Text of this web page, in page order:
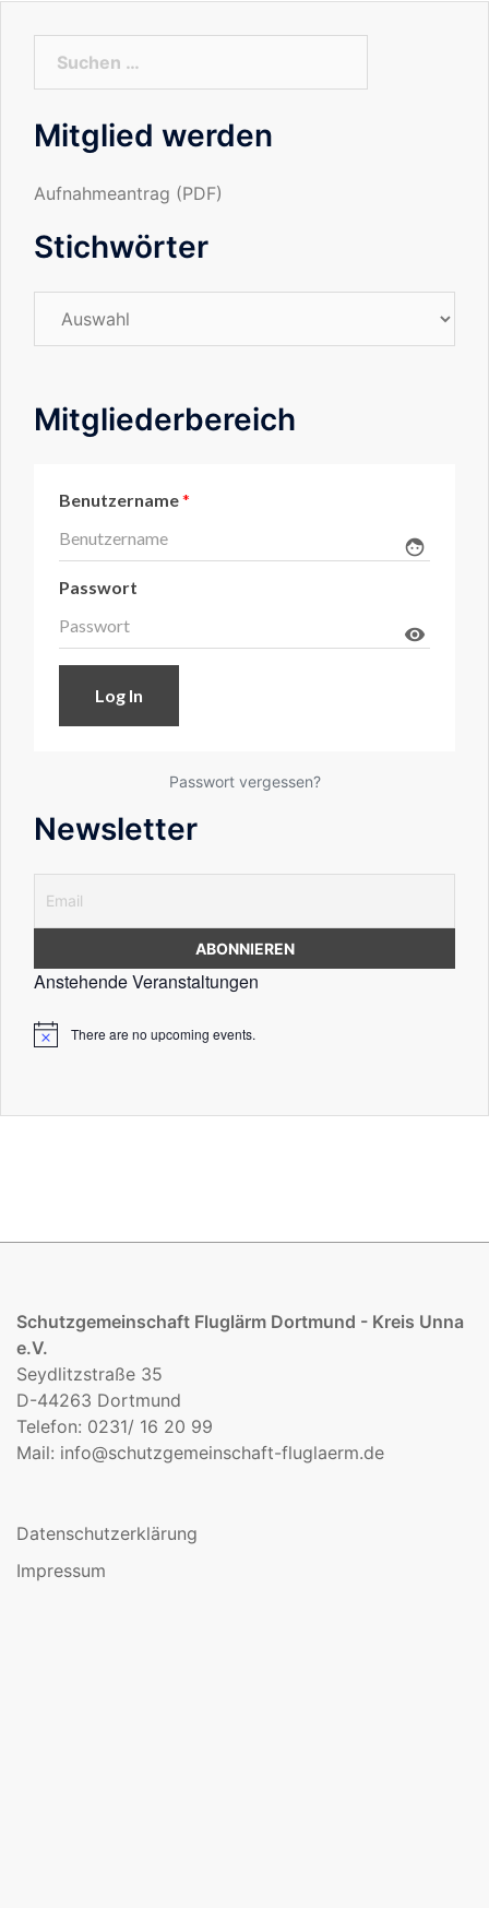
nach:
Mitglied werden
Aufnahmeantrag (PDF)
Stichwörter
Mitgliederbereich
Benutzername*
face
Passwort
visibility
Passwort vergessen?
Newsletter
Anstehende Veranstaltungen
There are no upcoming events.
Schutzgemeinschaft Fluglärm Dortmund - Kreis Unna
e.V.
Seydlitzstraße 35
D-44263 Dortmund
Telefon: 0231/ 16 20 99
Mail: info@schutzgemeinschaft-fluglaerm.de
Datenschutzerklärung
Impressum